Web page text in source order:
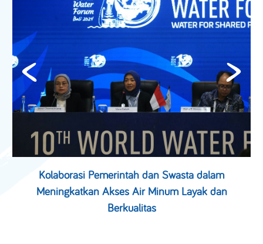
Kolaborasi Pemerintah dan Swasta dalam
Meningkatkan Akses Air Minum Layak dan
Berkualitas